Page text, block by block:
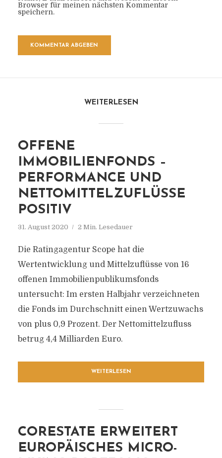
Browser für meinen nächsten Kommentar
speichern.
WEITERLESEN
OFFENE
IMMOBILIENFONDS –
PERFORMANCE UND
NETTOMITTELZUFLÜSSE
POSITIV
31. August 2020 2 Min. Lesedauer
Die Ratingagentur Scope hat die
Wertentwicklung und Mittelzuflüsse von 16
offenen Immobilienpublikumsfonds
untersucht: Im ersten Halbjahr verzeichneten
die Fonds im Durchschnitt einen Wertzuwachs
von plus 0,9 Prozent. Der Nettomittelzufluss
betrug 4,4 Milliarden Euro.
WEITERLESEN
CORESTATE ERWEITERT
EUROPÄISCHES MICRO-